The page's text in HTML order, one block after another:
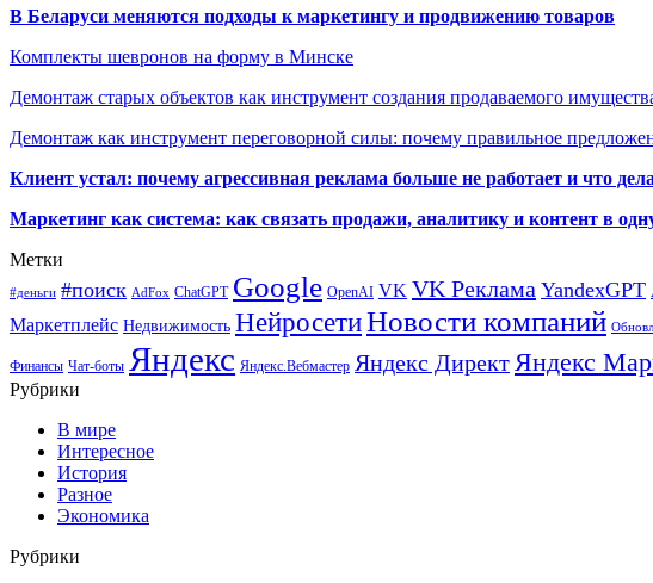
В Беларуси меняются подходы к маркетингу и продвижению товаров
Комплекты шевронов на форму в Минске
Демонтаж старых объектов как инструмент создания продаваемого
Демонтаж как инструмент переговорной силы: почему правильное
Клиент устал: почему агрессивная реклама больше не работает и что
Маркетинг как система: как связать продажи, аналитику и контент в
Метки
#деньги #поиск AdFox ChatGPT Google OpenAI VK VK Реклама YandexGPT
Маркетплейс Недвижимость НейросетиНовости компаний
Финансы Чат-боты Яндекс Яндекс.Вебмастер Яндекс Директ Яндекс
Рубрики
В мире
Интересное
История
Разное
Экономика
Рубрики